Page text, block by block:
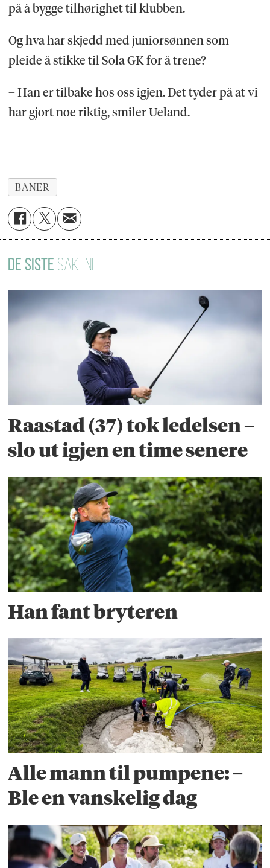
på å bygge tilhørighet til klubben.
Og hva har skjedd med juniorsønnen som
pleide å stikke til Sola GK for å trene?
– Han er tilbake hos oss igjen. Det tyder på at vi
har gjort noe riktig, smiler Ueland.
BANER
DE SISTE SAKENE
Raastad (37) tok ledelsen –
slo ut igjen en time senere
Han fant bryteren
Alle mann til pumpene: –
Ble en vanskelig dag